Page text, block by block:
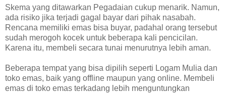
Skema yang ditawarkan Pegadaian cukup menarik. Namun,
ada risiko jika terjadi gagal bayar dari pihak nasabah.
Rencana memiliki emas bisa buyar, padahal orang tersebut
sudah merogoh kocek untuk beberapa kali pencicilan.
Karena itu, membeli secara tunai menurutnya lebih aman.
Beberapa tempat yang bisa dipilih seperti Logam Mulia dan
toko emas, baik yang offline maupun yang online. Membeli
emas di toko emas terkadang lebih menguntungkan